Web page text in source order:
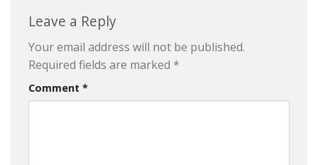
Leave a Reply
Your email address will not be published.
Required fields are marked *
Comment *